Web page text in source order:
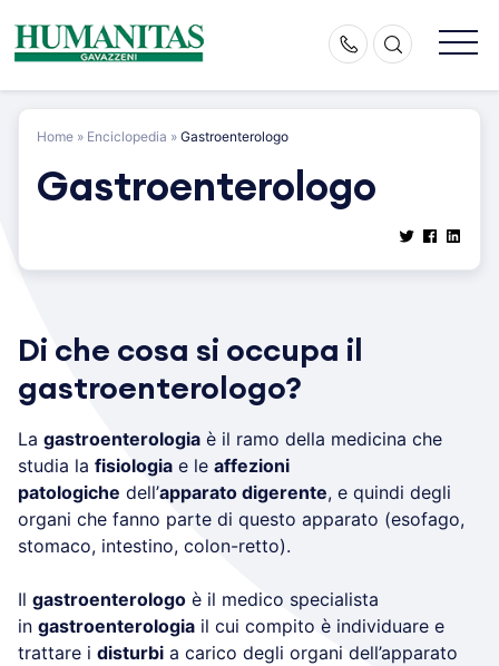
content
Home » Enciclopedia » Gastroenterologo
Gastroenterologo
Di che cosa si occupa il
gastroenterologo?
La gastroenterologia è il ramo della medicina che
studia la fisiologia e le affezioni
patologiche dell’apparato digerente, e quindi degli
organi che fanno parte di questo apparato (esofago,
stomaco, intestino, colon-retto).
Il gastroenterologo è il medico specialista
in gastroenterologia il cui compito è individuare e
trattare i disturbi a carico degli organi dell’apparato